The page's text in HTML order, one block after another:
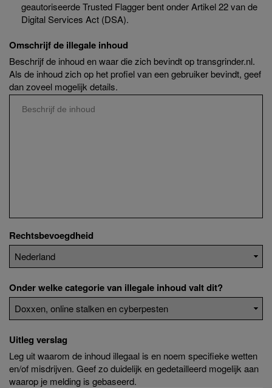
geautoriseerde Trusted Flagger bent onder Artikel 22 van de
Digital Services Act (DSA).
Omschrijf de illegale inhoud
Beschrijf de inhoud en waar die zich bevindt op transgrinder.nl.
Als de inhoud zich op het profiel van een gebruiker bevindt, geef
dan zoveel mogelijk details.
Rechtsbevoegdheid
Onder welke categorie van illegale inhoud valt dit?
Uitleg verslag
Leg uit waarom de inhoud illegaal is en noem specifieke wetten
en/of misdrijven. Geef zo duidelijk en gedetailleerd mogelijk aan
waarop je melding is gebaseerd.